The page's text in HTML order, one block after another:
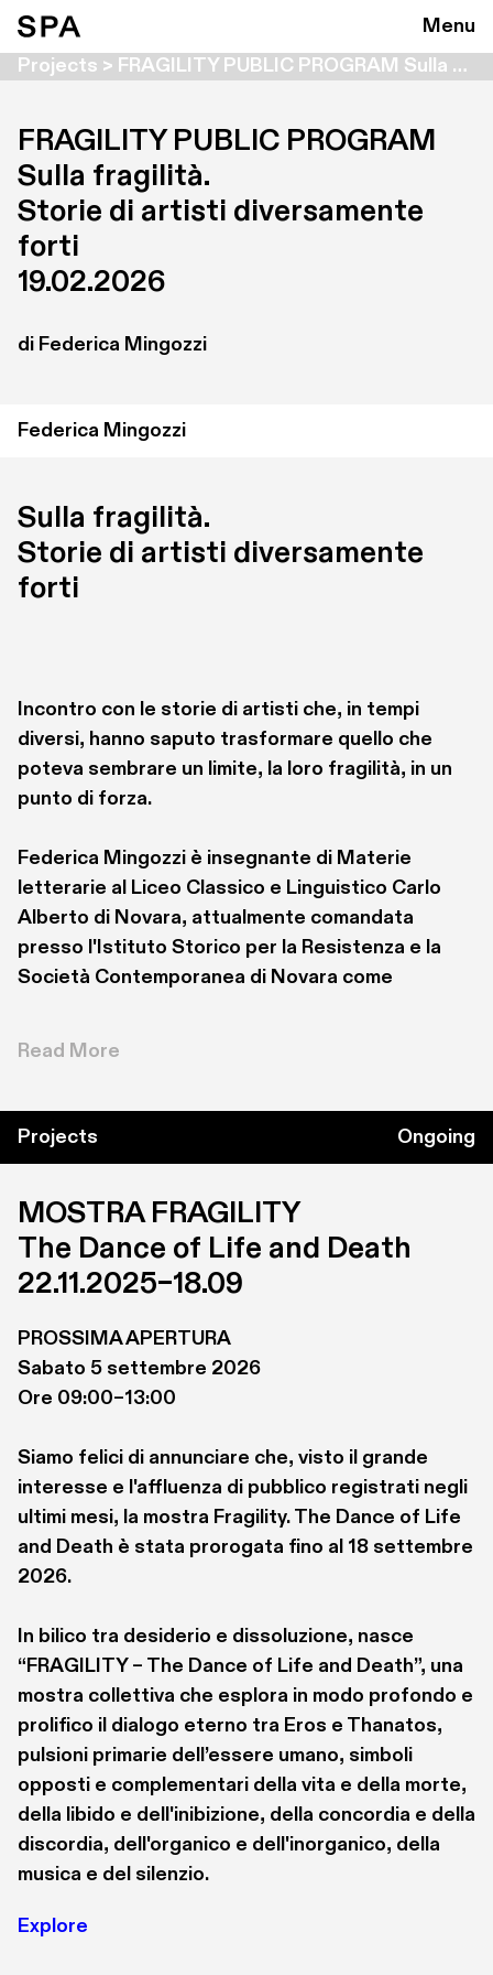
Menu
Projects > FRAGILITY PUBLIC PROGRAM Sulla fragilità. Storie di artisti diversamente forti
FRAGILITY PUBLIC PROGRAM
Sulla fragilità.
Storie di artisti diversamente
forti
19.02.2026
di Federica Mingozzi
Federica Mingozzi
Sulla fragilità.
Storie di artisti diversamente
forti
Incontro con le storie di artisti che, in tempi
diversi, hanno saputo trasformare quello che
poteva sembrare un limite, la loro fragilità, in un
Federica Mingozzi è insegnante di Materie
letterarie al Liceo Classico e Linguistico Carlo
Alberto di Novara, attualmente comandata
presso l'Istituto Storico per la Resistenza e la
Società Contemporanea di Novara come
libro, un'emozione” “Incontro con l'autore”,
Read More
Projects Ongoing
MOSTRA FRAGILITY
The Dance of Life and Death
22.11.2025–18.09
PROSSIMA APERTURA
Sabato 5 settembre 2026
Ore 09:00–13:00
Siamo felici di annunciare che, visto il grande
interesse e l'affluenza di pubblico registrati negli
ultimi mesi, la mostra Fragility. The Dance of Life
and Death è stata prorogata fino al 18 settembre
2026.
In bilico tra desiderio e dissoluzione, nasce
“FRAGILITY – The Dance of Life and Death”, una
mostra collettiva che esplora in modo profondo e
prolifico il dialogo eterno tra Eros e Thanatos,
pulsioni primarie dell’essere umano, simboli
opposti e complementari della vita e della morte,
della libido e dell'inibizione, della concordia e della
discordia, dell'organico e dell'inorganico, della
musica e del silenzio.
Explore